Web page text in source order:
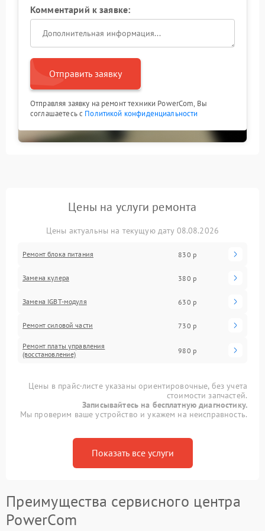
Комментарий к заявке:
Отправить заявку
Отправляя заявку на ремонт техники PowerCom, Вы
соглашаетесь с Политикой конфиденциальности
Цены на услуги ремонта
Цены актуальны на текущую дату 08.08.2026
Ремонт блока питания 830 р
Замена кулера 380 р
Замена IGBT-модуля 630 р
Ремонт силовой части 730 р
Ремонт платы управления
(восстановление)
980 р
Цены в прайс-листе указаны ориентировочные, без учета
стоимости запчастей.
Записывайтесь на бесплатную диагностику.
Мы проверим ваше устройство и укажем на неисправность.
Показать все услуги
Преимущества сервисного центра
PowerCom